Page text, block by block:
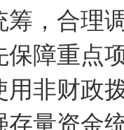
筹，合理
保障重点
用非财政
存量资金